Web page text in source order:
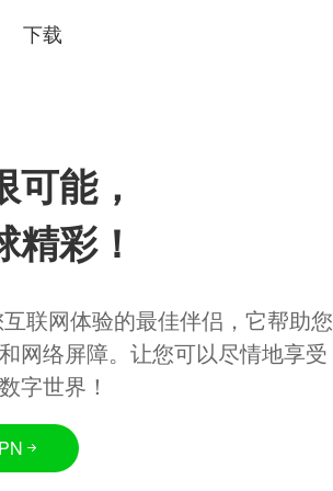
下载
能，
彩！
联网体验的最佳伴侣，它帮助您
网络屏障。让您可以尽情地享受
字世界！